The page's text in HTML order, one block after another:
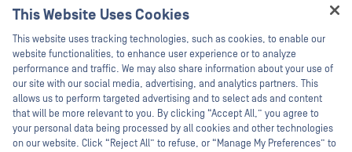
amenințărilor
Dependența de instrumente și tehnologii terțe pentru
securitatea de bază
Jurnalizare limitată sau piste de audit opace
Zone de încredere statice fără microsegmentare
This Website Uses Cookies
This website uses tracking technologies, such as cookies, to enable our
website functionalities, to enhance user experience or to analyze
performance and traffic. We may also share information about your use of
our site with our social media, advertising, and analytics partners. This
allows us to perform targeted advertising and to select ads and content
that will be more relevant to you. By clicking “Accept All,” you agree to
your personal data being processed by all cookies and other technologies
on our website. Click “Reject All” to refuse, or “Manage My Preferences” to
Hey there!
I'm Ozzy, your OPSWAT virtual assistant.
How can I help you secure what's critical
today?